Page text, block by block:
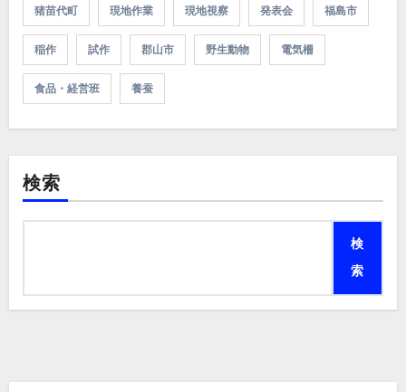
猪苗代町 現地作業 現地視察 発表会 福島市
稲作 試作 郡山市 野生動物 電気柵
食品・経営班 養蚕
検索
検
索